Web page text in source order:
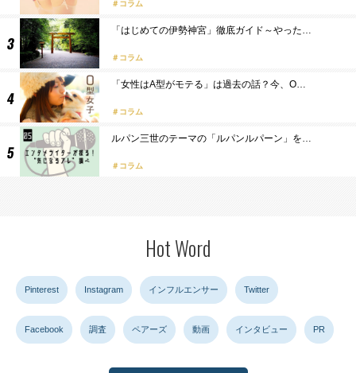
コラム
「はじめての伊勢神宮」徹底ガイド～やった…
コラム
「女性はA型がモテる」は過去の話？今、O…
コラム
ルパン三世のテーマの「ルパンルパーン」を…
コラム
Hot Word
Pinterest Instagram インフルエンサー Twitter
Facebook 調査 ペアーズ 動画 インタビュー PR